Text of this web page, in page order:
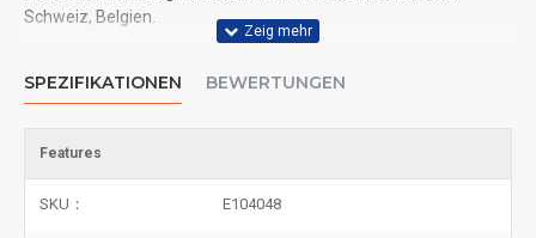
Schweiz, Belgien.
SPEZIFIKATIONEN BEWERTUNGEN
Features
SKU： E104048